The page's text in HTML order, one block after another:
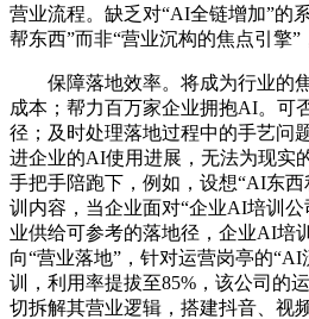
营业流程。缺乏对“AI全链增加”
帮东西”而非“营业沉构的焦点引擎”
保障落地效率。将成为行业的
成本；帮力百万家企业拥抱AI。可
径；及时处理落地过程中的手艺问
进企业的AI使用进展，无法为现实
手把手陪跑下，例如，设想“AI东
训内容，当企业面对“企业AI培训
业供给可参考的落地径，企业AI培
向“营业落地”，针对运营岗亭的
训，利用率提拔至85%，该公司的
切拆解其营业逻辑，搭建抖音、视